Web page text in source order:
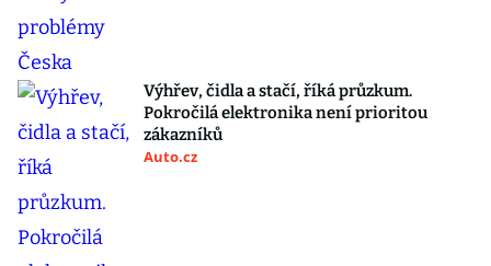
Výhřev, čidla a stačí, říká průzkum.
Pokročilá elektronika není prioritou
zákazníků
Auto.cz